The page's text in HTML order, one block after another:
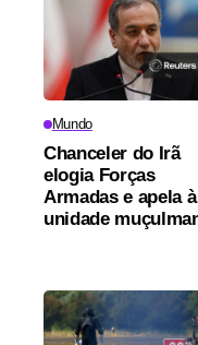
Mundo
Chanceler do Irã
elogia Forças
Armadas e apela à
unidade